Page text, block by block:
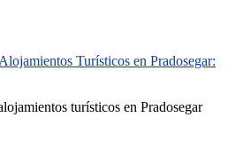
Turísticos en Pradosegar:
turísticos en Pradosegar